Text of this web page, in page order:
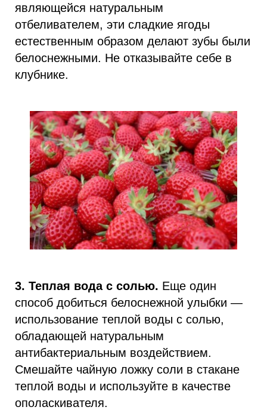
являющейся натуральным
отбеливателем, эти сладкие ягоды
естественным образом делают зубы были
белоснежными. Не отказывайте себе в
клубнике.
3. Теплая вода с солью. Еще один
способ добиться белоснежной улыбки —
использование теплой воды с солью,
обладающей натуральным
антибактериальным воздействием.
Смешайте чайную ложку соли в стакане
теплой воды и используйте в качестве
ополаскивателя.